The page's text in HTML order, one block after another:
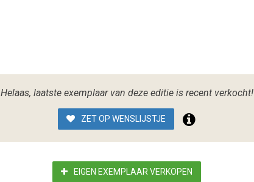
Helaas, laatste exemplaar van deze editie is recent verkocht!
ZET OP WENSLIJSTJE
EIGEN EXEMPLAAR VERKOPEN